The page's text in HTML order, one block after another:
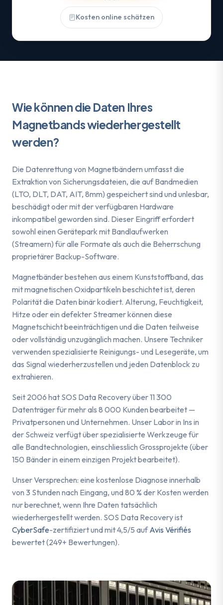
Kosten online schätzen
Wie können die Daten Ihres
Magnetbandswiederhergestellt
werden?
Die Datenrettung von Magnetbändern umfasst die
Extraktion von Sicherungsdateien, die auf Bandmedien
(LTO, DLT, DAT, AIT, 8mm) gespeichert sind und unlesbar,
beschädigt oder mit der verfügbaren Hardware
inkompatibel geworden sind. Dieser Eingriff erfordert
sowohl einen Gerätepark mit Bandlaufwerken
(Streamern) für alle Formate als auch die Beherrschung
proprietärer Backup-Software.
Magnetbänder bestehen aus einem Kunststoffband, das
mit magnetischen Oxidpartikeln beschichtet ist, deren
Polarität die Daten binär kodiert. Alterung, Feuchtigkeit,
Hitze oder ein defekter Streamer können diese
Magnetschicht beeinträchtigen und die Daten teilweise
oder vollständig unzugänglich machen. Unsere Techniker
verwenden spezialisierte Reinigungs- und Lesegeräte, um
das Signal wiederherzustellen und jeden Datenblock zu
extrahieren.
Seit 2006 hat SOS Data Recovery über 11 300
Datenträger für mehr als 8 000 Kunden bearbeitet —
Privatpersonen und Unternehmen. Unser Labor in Ins in
der Schweiz verfügt über spezialisierte Werkzeuge für
alle Bandtechnologien, einschliesslich Grossprojekte (über
150 Bänder in einem einzigen Projekt bearbeitet).
Unser Versprechen: eine kostenlose Diagnose innerhalb
von 3 Stunden nach Eingang, und 80 % der Kosten werden
nur berechnet, wenn Ihre Daten tatsächlich
wiederhergestellt werden. SOS Data Recovery ist
CyberSafe-zertifiziert und mit 4,5/5 aufAvis Vérifiés
bewertet (249+ Bewertungen).